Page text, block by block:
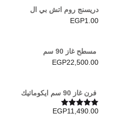
دريسنج روم اتش بي ال
EGP1.00
مسطح غاز 90 سم
EGP22,500.00
فرن غاز 90 سم ايكوماتيك
تم التقييم EGP11,490.00